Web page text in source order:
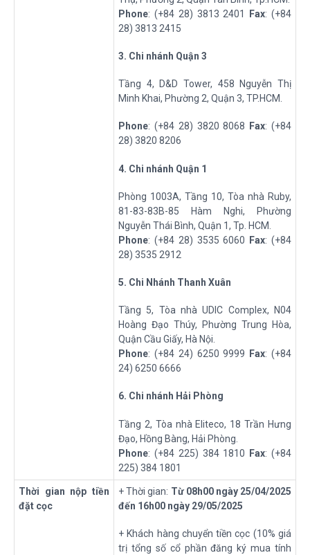
Phone: (+84 28) 3813 2401 Fax: (+84
28) 3813 2415
3. Chi nhánh Quận 3
Tầng 4, D&D Tower, 458 Nguyễn Thị
Minh Khai, Phường 2, Quận 3, TP.HCM.
Phone: (+84 28) 3820 8068 Fax: (+84
28) 3820 8206
4. Chi nhánh Quận 1
Phòng 1003A, Tầng 10, Tòa nhà Ruby,
81-83-83B-85 Hàm Nghi, Phường
Nguyễn Thái Bình, Quận 1, Tp. HCM.
Phone: (+84 28) 3535 6060 Fax: (+84
28) 3535 2912
5. Chi Nhánh Thanh Xuân
Tầng 5, Tòa nhà UDIC Complex, N04
Hoàng Đạo Thúy, Phường Trung Hòa,
Quận Cầu Giấy, Hà Nội.
Phone: (+84 24) 6250 9999 Fax: (+84
24) 6250 6666
6. Chi nhánh Hải Phòng
Tầng 2, Tòa nhà Eliteco, 18 Trần Hưng
Đạo, Hồng Bàng, Hải Phòng.
Phone: (+84 225) 384 1810 Fax: (+84
225) 384 1801
Thời gian nộp tiền
đặt cọc
+ Thời gian: Từ08h00ngày 25/04/2025
đến 16h00 ngày 29/05/2025
+ Khách hàng chuyển tiền cọc (10% giá
trị tổng số cổ phần đăng ký mua tính